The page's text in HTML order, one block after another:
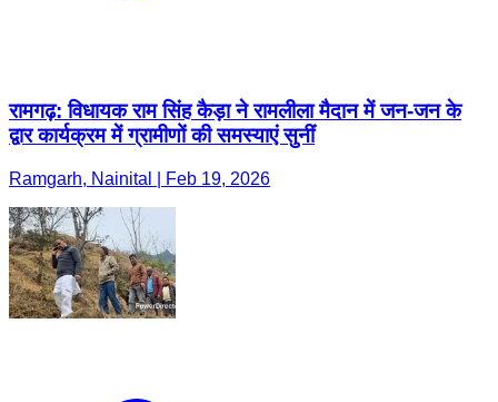
रामगढ़: विधायक राम सिंह कैड़ा ने रामलीला मैदान में जन-जन के
द्वार कार्यक्रम में ग्रामीणों की समस्याएं सुनीं
Ramgarh, Nainital | Feb 19, 2026